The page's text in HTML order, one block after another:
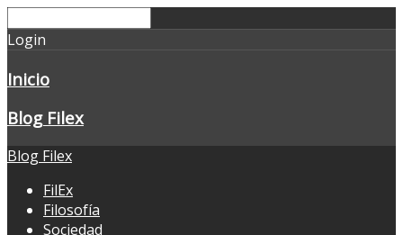
Login
Inicio
Blog Filex
Blog Filex
FilEx
Filosofía
Sociedad